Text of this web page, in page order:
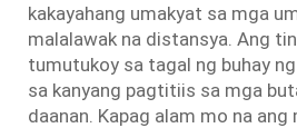
kakayahang umakyat sa mga
malalawak na distansya. Ang
tumutukoy sa tagal ng buhay
sa kanyang pagtitiis sa mga
daanan. Kapag alam mo na